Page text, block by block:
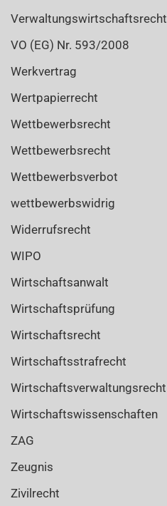
Verwaltungswirtschaftsrecht
VO (EG) Nr. 593/2008
Werkvertrag
Wertpapierrecht
Wettbewerbsrecht
Wettbewerbsrecht
Wettbewerbsverbot
wettbewerbswidrig
Widerrufsrecht
WIPO
Wirtschaftsanwalt
Wirtschaftsprüfung
Wirtschaftsrecht
Wirtschaftsstrafrecht
Wirtschaftsverwaltungsrecht
Wirtschaftswissenschaften
ZAG
Zeugnis
Zivilrecht